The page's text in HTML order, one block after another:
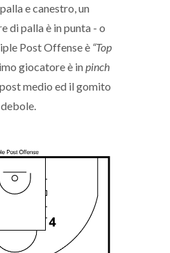
e canestro, un
di palla è in punta - o
Post Offense è “Top
giocatore è in pinch
medio ed il gomito